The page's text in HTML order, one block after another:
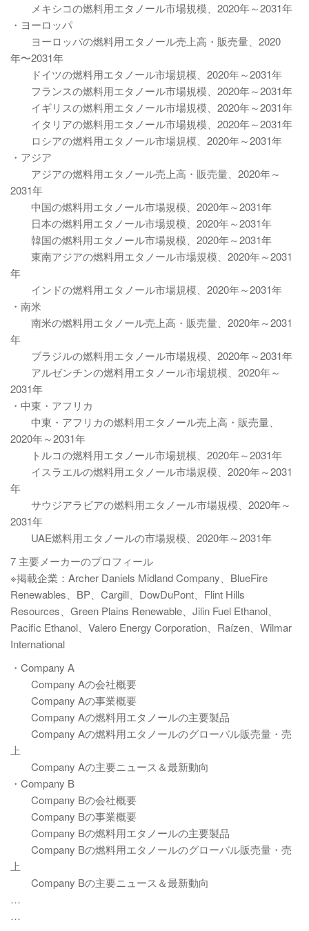
メキシコの燃料用エタノール市場規模、2020年～2031年
・ヨーロッパ
ヨーロッパの燃料用エタノール売上高・販売量、2020
年〜2031年
ドイツの燃料用エタノール市場規模、2020年～2031年
フランスの燃料用エタノール市場規模、2020年～2031年
イギリスの燃料用エタノール市場規模、2020年～2031年
イタリアの燃料用エタノール市場規模、2020年～2031年
ロシアの燃料用エタノール市場規模、2020年～2031年
・アジア
アジアの燃料用エタノール売上高・販売量、2020年～
2031年
中国の燃料用エタノール市場規模、2020年～2031年
日本の燃料用エタノール市場規模、2020年～2031年
韓国の燃料用エタノール市場規模、2020年～2031年
東南アジアの燃料用エタノール市場規模、2020年～2031
年
インドの燃料用エタノール市場規模、2020年～2031年
・南米
南米の燃料用エタノール売上高・販売量、2020年～2031
年
ブラジルの燃料用エタノール市場規模、2020年～2031年
アルゼンチンの燃料用エタノール市場規模、2020年～
2031年
・中東・アフリカ
中東・アフリカの燃料用エタノール売上高・販売量、
2020年～2031年
トルコの燃料用エタノール市場規模、2020年～2031年
イスラエルの燃料用エタノール市場規模、2020年～2031
年
サウジアラビアの燃料用エタノール市場規模、2020年～
2031年
UAE燃料用エタノールの市場規模、2020年～2031年
7 主要メーカーのプロフィール
※掲載企業：Archer Daniels Midland Company、BlueFire
Renewables、BP、Cargill、DowDuPont、Flint Hills
Resources、Green Plains Renewable、Jilin Fuel Ethanol、
Pacific Ethanol、Valero Energy Corporation、Raízen、Wilmar
International
・Company A
Company Aの会社概要
Company Aの事業概要
Company Aの燃料用エタノールの主要製品
Company Aの燃料用エタノールのグローバル販売量・売
上
Company Aの主要ニュース＆最新動向
・Company B
Company Bの会社概要
Company Bの事業概要
Company Bの燃料用エタノールの主要製品
Company Bの燃料用エタノールのグローバル販売量・売
上
Company Bの主要ニュース＆最新動向
…
…